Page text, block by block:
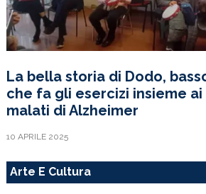
La bella storia di Dodo,
che fa gli esercizi insieme ai
malati di Alzheimer
10 APRILE 2025
Arte E Cultura